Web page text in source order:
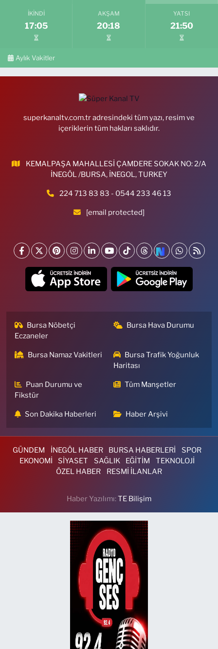
İKINDI
17:05
AKŞAM
20:18
YATSI
21:50
Aylık Vakitler
superkanaltv.com.tr adresindeki tüm yazı, resim ve
içeriklerin tüm hakları saklıdır.
KEMALPAŞA MAHALLESİ ÇAMDERE SOKAK NO: 2/A
İNEGÖL /BURSA, İNEGOL, TURKEY
224 713 83 83 - 0544 233 46 13
[email protected]
Bursa Nöbetçi
Eczaneler
Bursa Hava Durumu
Bursa Namaz Vakitleri
Bursa Trafik Yoğunluk
Haritası
Puan Durumu ve
Fikstür
Tüm Manşetler
Son Dakika Haberleri Haber Arşivi
GÜNDEM İNEGÖL HABER BURSA HABERLERİ
SPOR
EKONOMİ
SİYASET SAĞLIK EĞİTİM
TEKNOLOJİ
ÖZEL HABER
RESMİ İLANLAR
Haber Yazılımı:TE Bilişim